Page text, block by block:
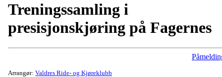
Treningssamling i
presisjonskjøring på Fagernes
Arrangør: Valdres Ride- og Kjøreklubb